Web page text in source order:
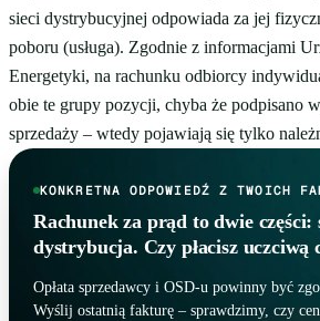
sieci dystrybucyjnej odpowiada za jej
poboru (usługa). Zgodnie z informacjami
Energetyki, na rachunku odbiorcy
obie te grupy pozycji, chyba że podpisano
sprzedaży – wtedy pojawiają się tylko
KONKRETNA ODPOWIEDŹ Z TWOICH
Rachunek za prąd to dwie części:
dystrybucja. Czy płacisz uczciwą
Opłata sprzedawcy i OSD-u powinny być
Wyślij ostatnią fakturę – sprawdzimy, czy